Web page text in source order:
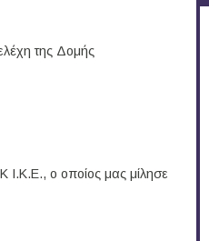
της Δομής
Ι.Κ.Ε., ο οποίος μας μίλησε